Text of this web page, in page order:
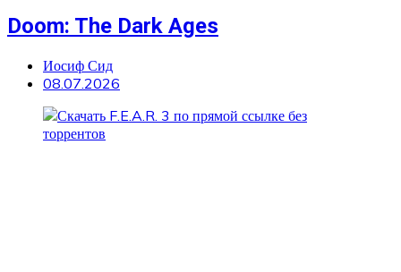
Doom: The Dark Ages
Иосиф Сид
08.07.2026